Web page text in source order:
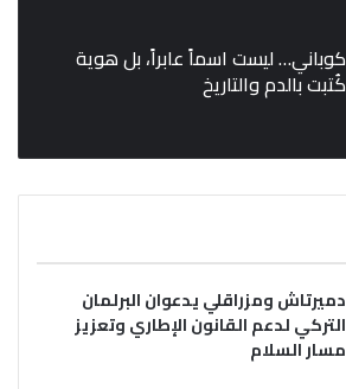
كوباني… ليست اسماً عابراً، بل هوية
كُتبت بالدم والتاريخ
دميرتاش ومزراقلي يدعوان البرلمان
التركي لدعم القانون الإطاري وتعزيز
مسار السلام